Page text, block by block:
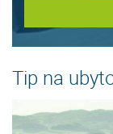
Tip na